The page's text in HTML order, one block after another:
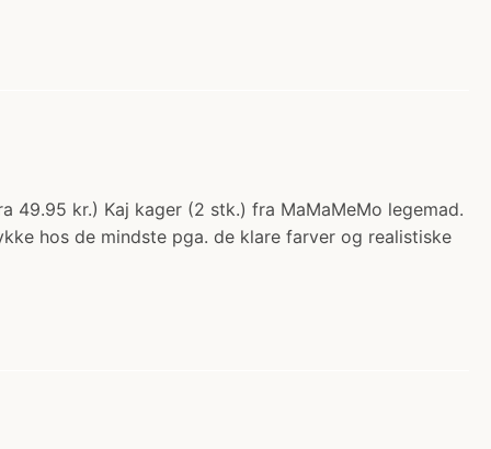
49.95 kr.) Kaj kager (2 stk.) fra MaMaMeMo legemad.
hos de mindste pga. de klare farver og realistiske